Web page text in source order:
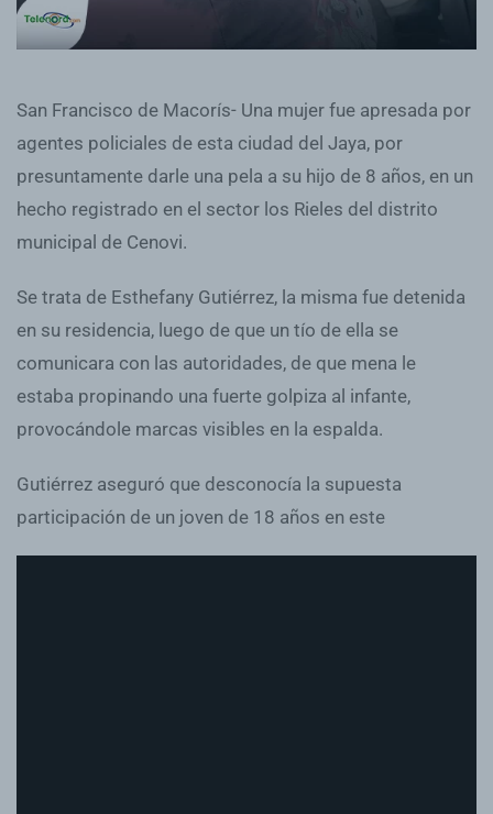
San Francisco de Macorís- Una mujer fue apresada por
agentes policiales de esta ciudad del Jaya, por
presuntamente darle una pela a su hijo de 8 años, en un
hecho registrado en el sector los Rieles del distrito
municipal de Cenovi.
Se trata de Esthefany Gutiérrez, la misma fue detenida
en su residencia, luego de que un tío de ella se
comunicara con las autoridades, de que mena le
estaba propinando una fuerte golpiza al infante,
provocándole marcas visibles en la espalda.
Gutiérrez aseguró que desconocía la supuesta
participación de un joven de 18 años en este